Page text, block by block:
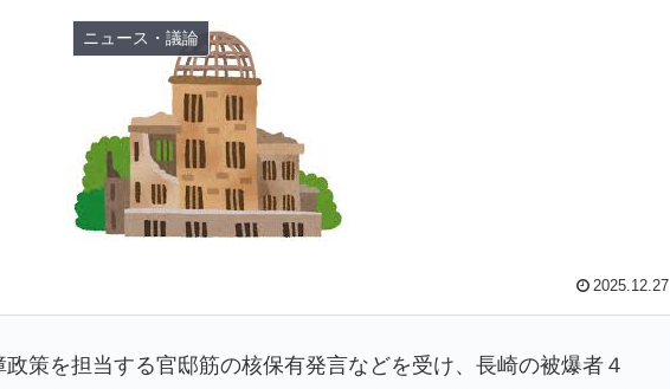
好調の秘訣はスマホ画面だとイマナガ節を炸裂「NPBでは面白さが必須条
クリスタル・パレス加入へ「アーセナルサポの好きなクラブで良かった」
果てた…〇〇の個体数が急減」
病院手術中に突然の大揺れが凄まじい状況だ」
ニュース・議論
2025.12.27
策を担当する官邸筋の核保有発言などを受け、長崎の被爆者４